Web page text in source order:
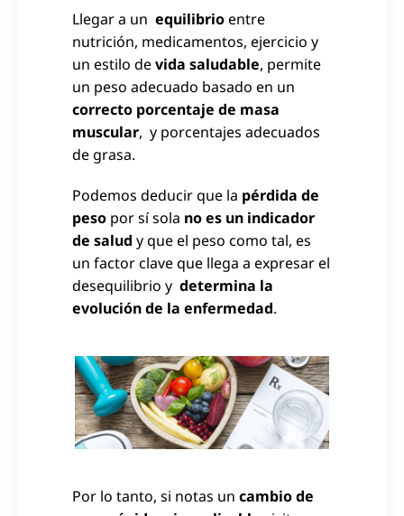
Llegar a un equilibrioentre
nutrición, medicamentos, ejercicio y
un estilo devida saludable, permite
un peso adecuado basado en un
correcto porcentaje de masa
muscular, y porcentajes adecuados
de grasa.
Podemos deducir que la pérdida de
peso por sí sola no es un indicador
de salud y que el peso como tal, es
un factor clave que llega a expresar el
desequilibrio y determina la
evolución de la enfermedad.
Por lo tanto, si notas un cambio de